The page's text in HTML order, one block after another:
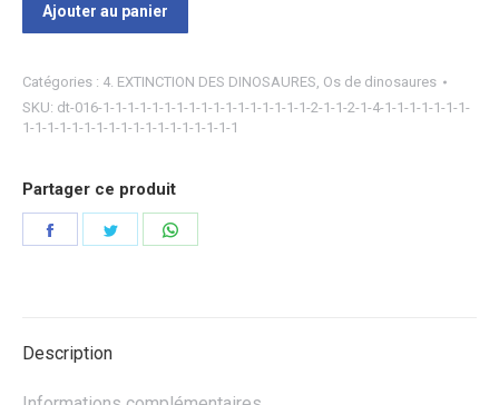
Ajouter au panier
Catégories : 4. EXTINCTION DES DINOSAURES Os de dinosaures
SKU: dt-016-1-1-1-1-1-1-1-1-1-1-1-1-1-1-1-1-1-2-1-1-2-1-4-1-1-1-1-1-1-1-
1-1-1-1-1-1-1-1-1-1-1-1-1-1-1-1-1-1
Partager ce produit
Partager Partager
Description